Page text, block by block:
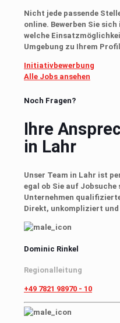
Nicht jede passende
online. Bewerben Sie
welche
Umgebung zu Ihrem
Initiativbewerbung
Alle Jobs ansehen
Noch Fragen?
Ihre
in Lahr
Unser Team in Lahr ist
egal ob Sie auf Jobsuche
Unternehmen
Direkt, unkompliziert und
Dominic Rinkel
Regionalleitung
+49 7821 98970 - 10